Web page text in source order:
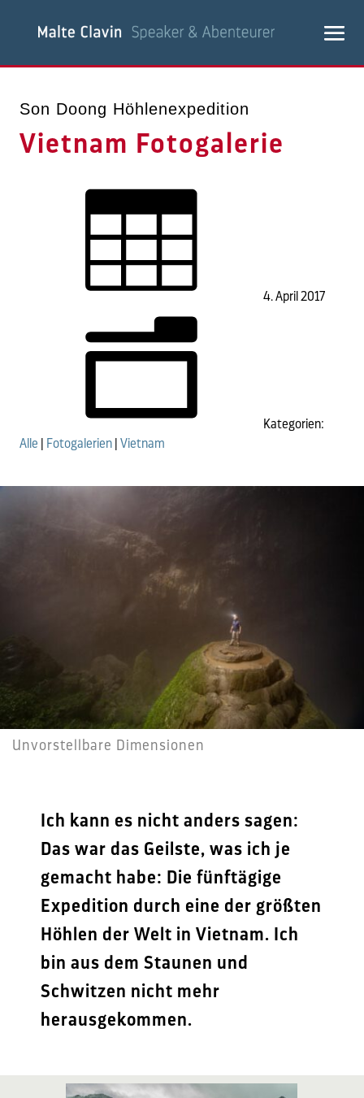
Son Doong Höhlenexpedition
Vietnam Fotogalerie
4. April 2017
Kategorien:
Alle
Fotogalerien Vietnam
Unvorstellbare Dimensionen
Ich kann es nicht anders sagen:
Das war das Geilste, was ich je
gemacht habe: Die fünftägige
Expedition durch eine der größten
Höhlen der Welt in Vietnam. Ich
bin aus dem Staunen und
Schwitzen nicht mehr
herausgekommen.